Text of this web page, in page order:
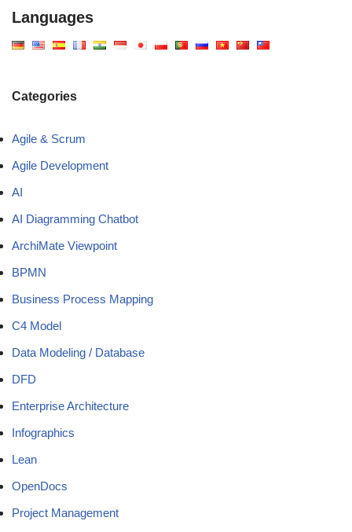
Languages
Categories
Agile & Scrum
Agile Development
AI
AI Diagramming Chatbot
ArchiMate Viewpoint
BPMN
Business Process Mapping
C4 Model
Data Modeling / Database
DFD
Enterprise Architecture
Infographics
Lean
OpenDocs
Project Management